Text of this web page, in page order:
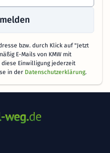
bzw. durch Klick auf "Jetzt
E-Mails von KMW mit
Einwilligung jederzeit
in der Datenschutzerklärung.